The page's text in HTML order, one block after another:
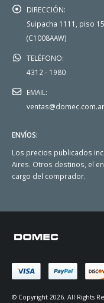
DIRECCIÓN:
Suipacha 1111, piso
(C1008AAW)
TELÉFONO:
4312 - 1980
EMAIL:
ventas@domec.com.ar
ENVÍOS:
Los precios publicados
Aires. Otros destinos, el
cargo del comprador.
© Copyright 2026. All Rights